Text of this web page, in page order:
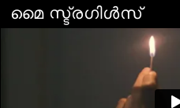
മൈ സ്ട്രഗിൾസ്